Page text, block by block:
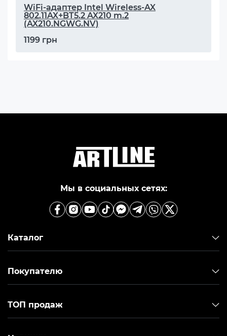
WiFi-адаптер Intel Wireless-AX
802.11AX+BT5.2 AX210 m.2
(AX210.NGWG.NV)
1199 грн
Мы в социальных сетях:
Каталог
Покупателю
ТОП продаж